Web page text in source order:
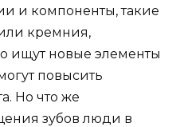
и компоненты, такие
кремния,
ищут новые элементы
повысить
Но что же
зубов люди в